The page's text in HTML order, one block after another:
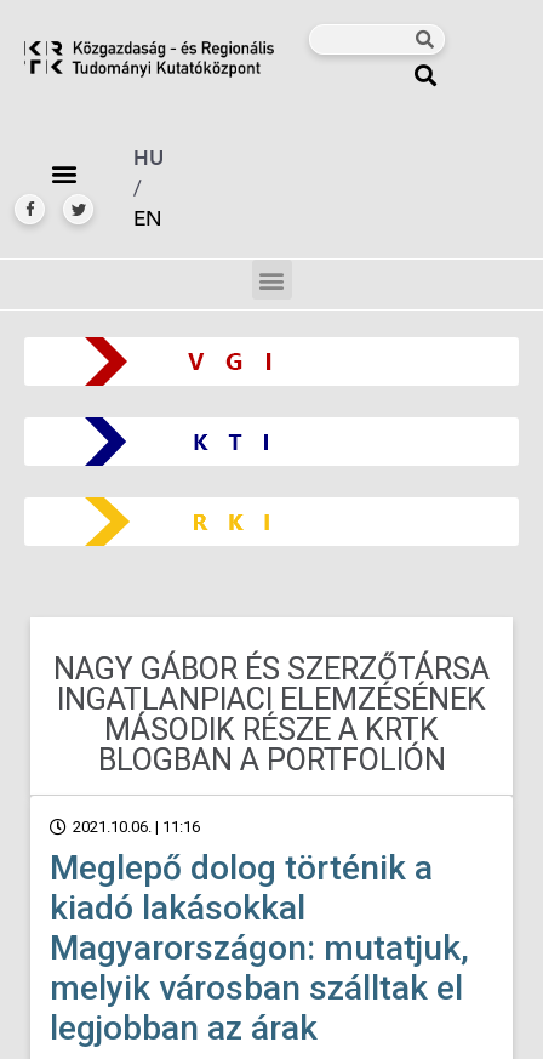
HU
/
EN
NAGY GÁBOR ÉS SZERZŐTÁRSA
INGATLANPIACI ELEMZÉSÉNEK
MÁSODIK RÉSZE A KRTK
BLOGBAN A PORTFOLIÓN
2021.10.06. | 11:16
Meglepő dolog történik a
kiadó lakásokkal
Magyarországon: mutatjuk,
melyik városban szálltak el
legjobban az árak